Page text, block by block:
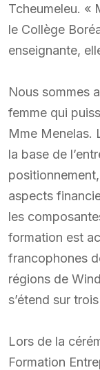
Tcheumeleu. «
le Collège
enseignante,
Nous sommes
femme qui
Mme Menelas.
la base de
aspects
les
formation est
francophones
régions de
s’étend sur
Lors de la
Formation